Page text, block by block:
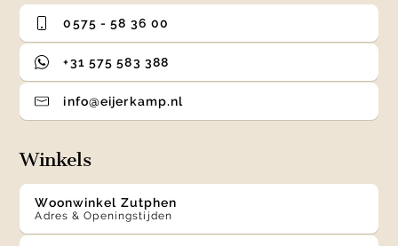
0575 - 58 36 00
+31 575 583 388
info@eijerkamp.nl
Winkels
Woonwinkel Zutphen
Adres & Openingstijden